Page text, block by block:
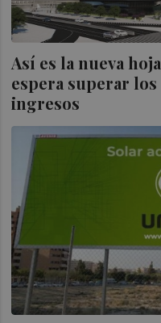
Así es la nueva
espera superar
ingresos